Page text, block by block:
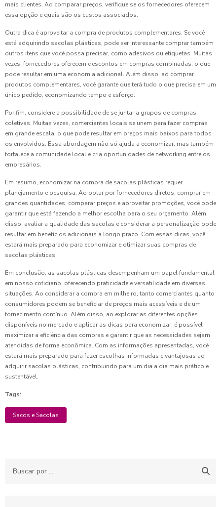
mais clientes. Ao comparar preços, verifique se os fornecedores oferecem
essa opção e quais são os custos associados.
Outra dica é aproveitar a compra de produtos complementares. Se você
está adquirindo sacolas plásticas, pode ser interessante comprar também
outros itens que você possa precisar, como adesivos ou etiquetas. Muitas
vezes, fornecedores oferecem descontos em compras combinadas, o que
pode resultar em uma economia adicional. Além disso, ao comprar
produtos complementares, você garante que terá tudo o que precisa em um
único pedido, economizando tempo e esforço.
Por fim, considere a possibilidade de se juntar a grupos de compras
coletivas. Muitas vezes, comerciantes locais se unem para fazer compras
em grande escala, o que pode resultar em preços mais baixos para todos
os envolvidos. Essa abordagem não só ajuda a economizar, mas também
fortalece a comunidade local e cria oportunidades de networking entre os
empresários.
Em resumo, economizar na compra de sacolas plásticas requer
planejamento e pesquisa. Ao optar por fornecedores diretos, comprar em
grandes quantidades, comparar preços e aproveitar promoções, você pode
garantir que está fazendo a melhor escolha para o seu orçamento. Além
disso, avaliar a qualidade das sacolas e considerar a personalização pode
resultar em benefícios adicionais a longo prazo. Com essas dicas, você
estará mais preparado para economizar e otimizar suas compras de
sacolas plásticas.
Em conclusão, as sacolas plásticas desempenham um papel fundamental
em nosso cotidiano, oferecendo praticidade e versatilidade em diversas
situações. Ao considerar a compra em milheiro, tanto comerciantes quanto
consumidores podem se beneficiar de preços mais acessíveis e de um
fornecimento contínuo. Além disso, ao explorar as diferentes opções
disponíveis no mercado e aplicar as dicas para economizar, é possível
maximizar a eficiência das compras e garantir que as necessidades sejam
atendidas de forma econômica. Com as informações apresentadas, você
estará mais preparado para fazer escolhas informadas e vantajosas ao
adquirir sacolas plásticas, contribuindo para um dia a dia mais prático e
sustentável.
Tags:
Sacos e Sacolas